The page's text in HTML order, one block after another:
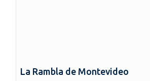
La Rambla de Montevideo